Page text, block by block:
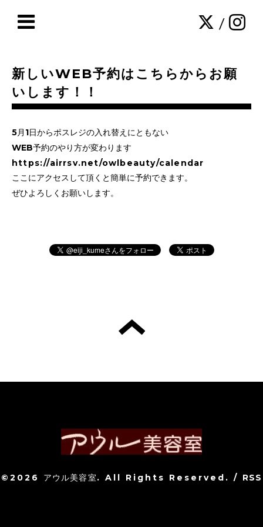
/
新しいWEB予約はこちらからお願
いします！！
5月1日からポスレジの入れ替えにともない
WEB予約のやり方が変わります
https://airrsv.net/owlbeauty/calendar
ここにアクセスして頂くと簡単に予約できます。
ぜひよろしくお願いします。
©2026 アウル美容室. All Rights Reserved. / RSS